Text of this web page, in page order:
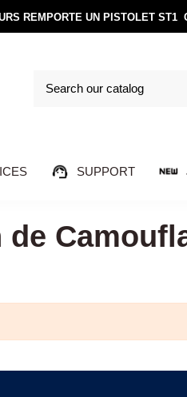
REMPORTE UN PISTOLET ST1
SUPPORT
de